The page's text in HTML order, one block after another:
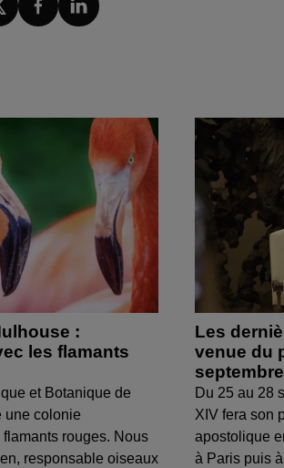
:
les flamants
et Botanique de
une colonie
rouges. Nous
responsable oiseaux
Les
venue du
septembre
Du 25 au 28
XIV fera son
apostolique
à Paris puis